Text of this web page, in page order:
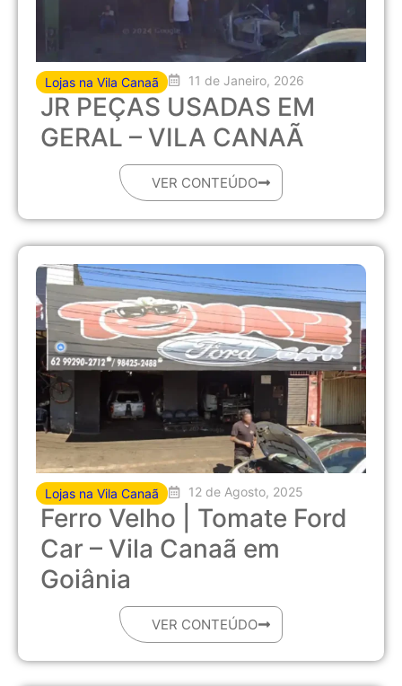
Lojas na Vila Canaã 11 de Janeiro, 2026
JR PEÇAS USADAS EM
GERAL – VILA CANAÃ
VER CONTEÚDO
Lojas na Vila Canaã 12 de Agosto, 2025
Ferro Velho | Tomate Ford
Car – Vila Canaã em
Goiânia
VER CONTEÚDO